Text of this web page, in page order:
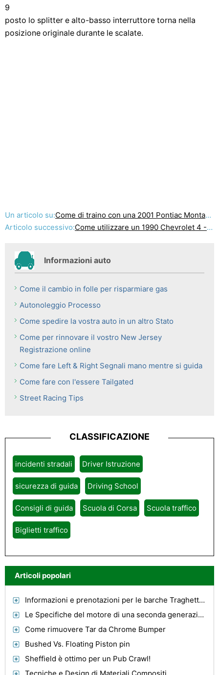
9
posto lo splitter e alto-basso interruttore torna nella
posizione originale durante le scalate.
Un articolo su:Come di traino con una 2001 Pontiac Montana Van in Overdrive
Articolo successivo:Come utilizzare un 1990 Chevrolet 4 - Wheel Drive
Informazioni auto
Come il cambio in folle per risparmiare gas
Autonoleggio Processo
Come spedire la vostra auto in un altro Stato
Come per rinnovare il vostro New Jersey
Registrazione online
Come fare Left & Right Segnali mano mentre si guida
Come fare con l'essere Tailgated
Street Racing Tips
CLASSIFICAZIONE
incidenti stradali Driver Istruzione
sicurezza di guida Driving School
Consigli di guida Scuola di Corsa Scuola traffico
Biglietti traffico
Articoli popolari
Informazioni e prenotazioni per le barche Traghetti del Mediterraneo
Le Specifiche del motore di una seconda generazione RX7
Come rimuovere Tar da Chrome Bumper
Bushed Vs. Floating Piston pin
Sheffield è ottimo per un Pub Crawl!